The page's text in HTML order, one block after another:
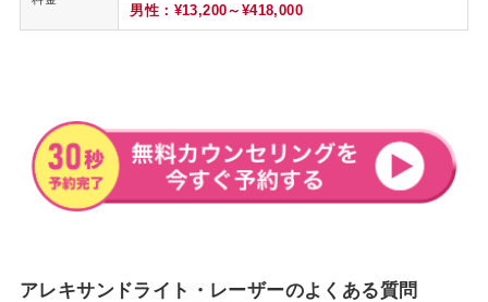
男性：¥13,200～¥418,000
アレキサンドライト・レーザーのよくある質問